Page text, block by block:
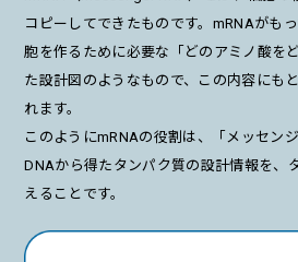
コピーしてできたものです。mRNAがも
胞を作るために必要な「どのアミノ酸を
た設計図のようなもので、この内容にも
れます。
このようにmRNAの役割は、「メッセン
DNAから得たタンパク質の設計情報を、
えることです。